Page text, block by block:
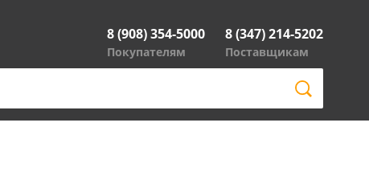
8 (908) 354-5000
Покупателям
8 (347) 214-5202
Поставщикам